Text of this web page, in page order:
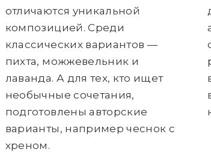
отличаются уникальной
композицией. Среди
классических вариантов —
пихта, можжевельник и
лаванда. А для тех, кто ищет
необычные сочетания,
подготовлены авторские
варианты, например чеснок с
хреном.